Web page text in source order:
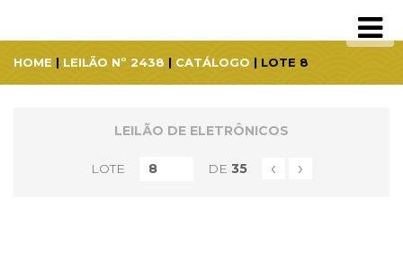
HOME | LEILÃO Nº 2438 | CATÁLOGO | LOTE 8
LEILÃO DE ELETRÔNICOS
LOTE DE 35 ‹ ›